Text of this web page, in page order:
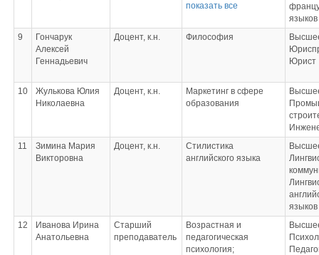
работа) практика;
фонетика
иностранного (н/фр/
исп) языка;
Стилистика
Теоретическая
грамматика
иностранного (н/фр/
работы (Допуск);
Выполнение и защита
выпускной
показать все
языков
9
Гончарук
Алексей
Геннадьевич
Доцент, к.н. Философия
Юрист
10
Жулькова Юлия
Николаевна
Доцент, к.н.
Маркетинг в сфере
образования
11
Зимина Мария
Викторовна
Доцент, к.н.
Стилистика
английского языка
языков
12
Иванова Ирина
Анатольевна
Старший
преподаватель
Возрастная и
педагогическая
психология;